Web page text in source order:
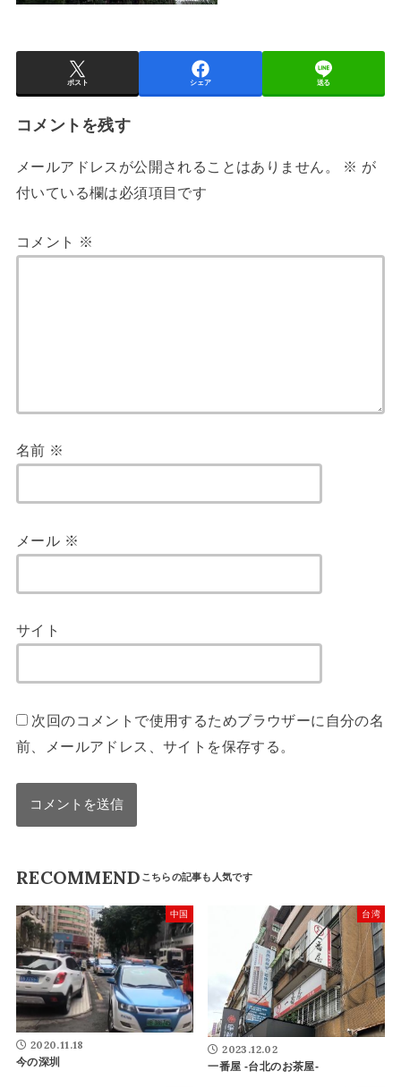
ポスト シェア 送る
コメントを残す
メールアドレスが公開されることはありません。 ※ が
付いている欄は必須項目です
コメント ※
名前 ※
メール ※
サイト
次回のコメントで使用するためブラウザーに自分の名
前、メールアドレス、サイトを保存する。
RECOMMEND
中国
2020.11.18
今の深圳
台湾
2023.12.02
一番屋 -台北のお茶屋-